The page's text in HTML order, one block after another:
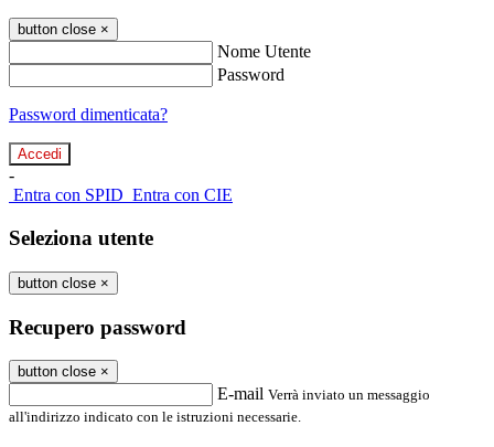
button close ×
Nome Utente
Password
Password dimenticata?
-
Entra con SPID Entra con CIE
Seleziona utente
button close ×
Recupero password
button close ×
E-mail Verrà inviato un messaggio
all'indirizzo indicato con le istruzioni necessarie.